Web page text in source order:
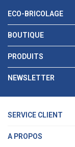
ECO-BRICOLAGE
BOUTIQUE
PRODUITS
NEWSLETTER
SERVICE CLIENT
A PROPOS